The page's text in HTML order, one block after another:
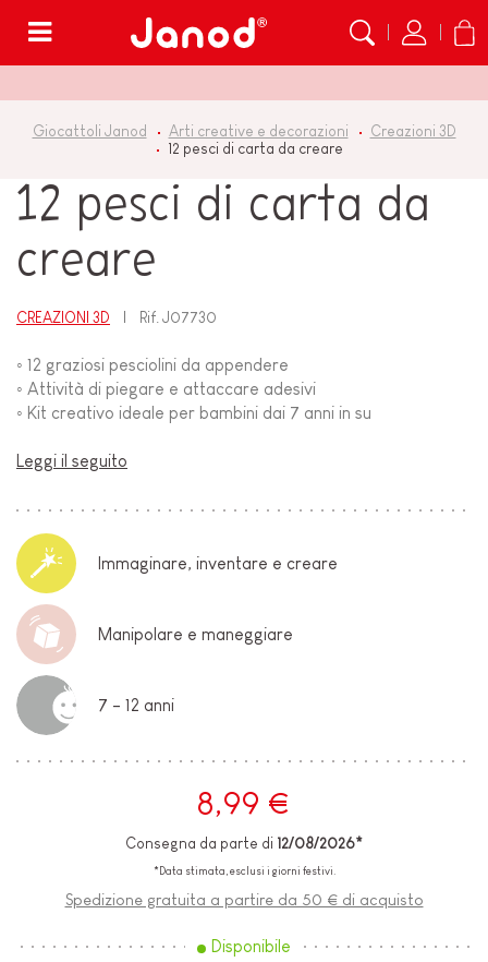
Giocattoli Janod Arti creative e decorazioni
Creazioni 3D
12 pesci di carta da creare
12 pesci di carta da
creare
CREAZIONI 3D Rif.J07730
◦ 12 graziosi pesciolini da appendere
◦ Attività di piegare e attaccare adesivi
◦ Kit creativo ideale per bambini dai 7 anni in su
Leggi il seguito
Immaginare, inventare e creare
Manipolare e maneggiare
7 - 12 anni
8,99 €
Consegna da parte di 12/08/2026*
*Data stimata, esclusi i giorni festivi.
Spedizione gratuita a partire da 50 € di acquisto
Disponibile